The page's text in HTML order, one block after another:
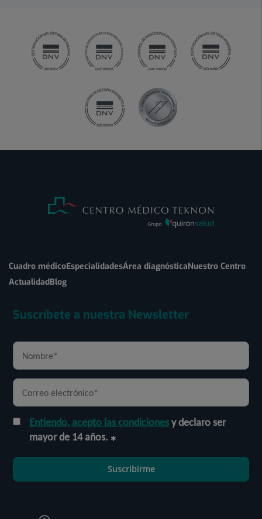
Cuadro médicoEspecialidadesÁrea diagnósticaNuestro Centro
ActualidadBlog
Suscríbete a nuestra Newsletter
Entiendo, acepto las condicionesy declaro ser
mayor de 14 años.
Suscribirme